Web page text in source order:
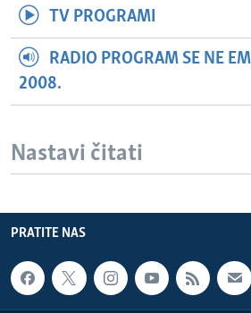
TV PROGRAMI
RADIO PROGRAM SE NE
2008.
Nastavi čitati
PRATITE NAS